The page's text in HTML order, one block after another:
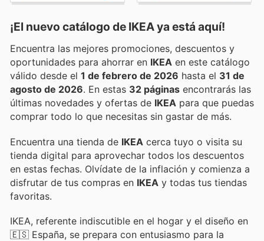
¡El nuevo catálogo de IKEAya está aquí!
Encuentra las mejores promociones, descuentos y
oportunidades para ahorrar en IKEA en este catálogo
válido desde el 1 de febrero de 2026 hasta el 31 de
agosto de 2026 . En estas 32 páginas encontrarás las
últimas novedades y ofertas de IKEA para que puedas
comprar todo lo que necesitas sin gastar de más.
Encuentra una tienda de IKEA cerca tuyo o visita su
tienda digital para aprovechar todos los descuentos
en estas fechas. Olvídate de la inflación y comienza a
disfrutar de tus compras en IKEA y todas tus tiendas
favoritas.
IKEA, referente indiscutible en el hogar y el diseño en
🇪🇸 España, se prepara con entusiasmo para la